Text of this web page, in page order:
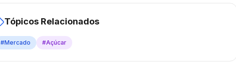
Tópicos Relacionados
#Mercado #Açúcar